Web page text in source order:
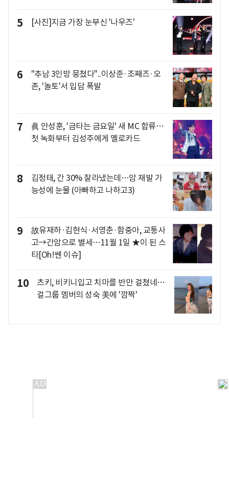
5 [사진]지금 가장 눈부신 '나우즈'
6
"추남 3인방 뭉쳤다"..이상준·조째즈·오
존, '놀토'서 입담 폭발
7
眞 안성훈, '금타는 금요일' 새 MC 합류…
첫 녹화부터 김성주에게 옐로카드
8
김정태, 간 30% 잘라냈는데…암 재발 가
능성에 눈물 (아빠하고 나하고3)
9
故유재하·김현식·서영춘·함중아, 교통사
고→간암으로 별세…11월 1일 ★이 된 스
타[Oh!쎈 이슈]
10
츠키, 비키니입고 치마를 반만 걸쳤네…
걸그룹 멤버의 성숙 美에 '깜짝'